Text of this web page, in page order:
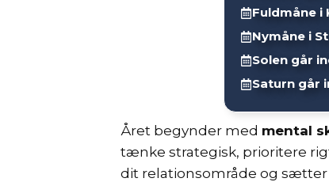
Fuldmåne i
Nymåne i
Solen går
Saturn går
Året begynder med mental
tænke strategisk, prioritere
dit relationsområde og sætter